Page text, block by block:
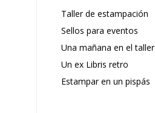
Taller de estampación
Sellos para eventos
Una mañana en el taller
Un ex Libris retro
Estampar en un pispás